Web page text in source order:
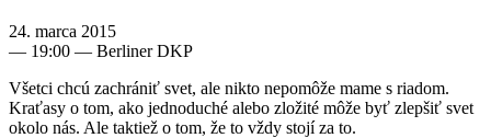
24. marca 2015
— 19:00 — Berliner DKP
Všetci chcú zachrániť svet, ale nikto nepomôže mame s riadom.
Kraťasy o tom, ako jednoduché alebo zložité môže byť zlepšiť svet
okolo nás. Ale taktiež o tom, že to vždy stojí za to.